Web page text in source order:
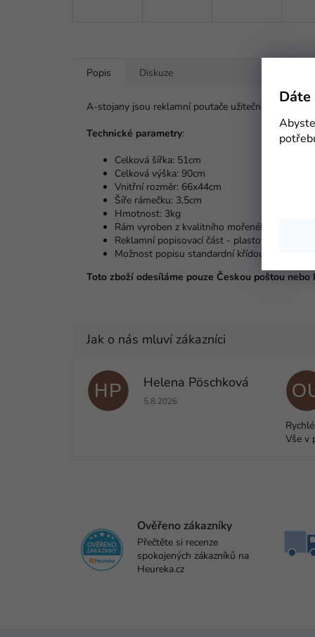
Dáte
Popis Diskuze
A-stojany jsou reklamní poutače užitečné
Technické parametry:
Celková šířka: 51cm
Celková výška: 90cm
Vnitřní rozměr: 66x44cm
Šíře rámečku: 3,5cm
Hmotnost: 3kg
Rám vyroben z kvalitního mořeného dřeva
Reklamní popisovací část - plastová deska ABS
Možnost popisu standardní křídou, nebo
Toto zboží odesíláme pouze Českou poštou nebo
HP Helena Pöschková
Hodnocení obchodu je 5 z 5 hvězdiček.
5.8.2026
Vše v
Ověřeno zákazníky
Přečtěte si recenze
spokojených zákazníků na
Heureka.cz